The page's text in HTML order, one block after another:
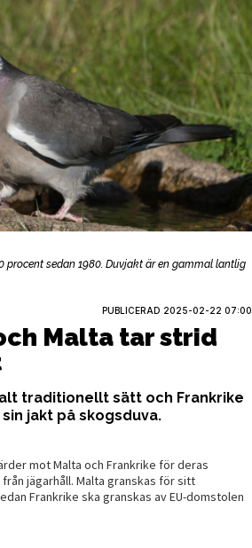
procent sedan 1980. Duvjakt är en gammal lantlig
PUBLICERAD 2025-02-22 07:00
Malta tar strid
traditionellt sätt och Frankrike
jakt på skogsduva.
mot Malta och Frankrike för deras
jägarhåll. Malta granskas för sitt
Frankrike ska granskas av EU-domstolen
studsare